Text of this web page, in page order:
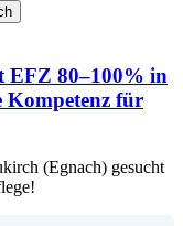
EFZ 80–100% in
Kompetenz für
(Egnach) gesucht